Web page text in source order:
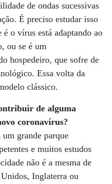
de ondas sucessivas
É preciso estudar isso
o vírus está adaptando ao
ou se é um
hospedeiro, que sofre de
Essa volta da
clássico.
de alguma
coronavírus?
grande parque
e muitos estudos
não é a mesma de
Inglaterra ou